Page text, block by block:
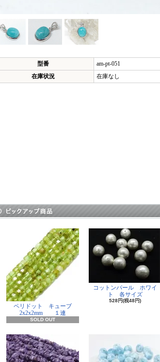
型番
am-pt-051
在庫状況
在庫なし
ペリドット キューブ
2x2x2mm １連
SOLD OUT
コットンパール ホワイ
ト 各サイズ
528円(税48円)